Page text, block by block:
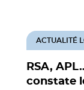
RSA,
constate
ACTUALITÉ